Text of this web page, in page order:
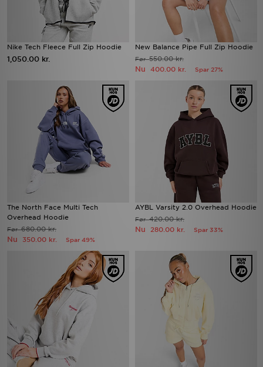
Nike Tech Fleece Full Zip Hoodie
1,050.00 kr.
New Balance Pipe Full Zip Hoodie
Før550.00 kr.
Nu 400.00 kr. Spar 27%
The North Face Multi Tech
Overhead Hoodie
Før680.00 kr.
Nu 350.00 kr. Spar 49%
AYBL Varsity 2.0 Overhead Hoodie
Før420.00 kr.
Nu 280.00 kr. Spar 33%